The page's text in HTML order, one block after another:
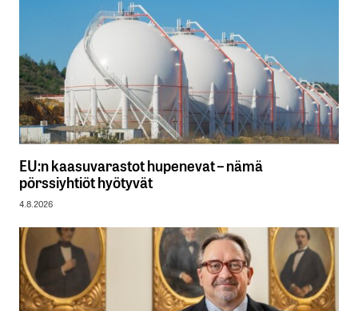
EU:n kaasuvarastot hupenevat – nämä
pörssiyhtiöt hyötyvät
4.8.2026